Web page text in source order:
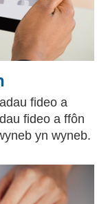
fideo a
fideo a ffôn
yn wyneb.